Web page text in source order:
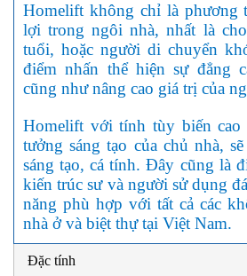
Homelift không chỉ là phương
lợi trong ngôi nhà, nhất là
tuổi, hoặc người di chuyển
điểm nhấn thể hiện sự đẳng
cũng như nâng cao giá trị của
Homelift với tính tùy biến
tưởng sáng tạo của chủ nhà,
sáng tạo, cá tính. Đây cũng là
kiến trúc sư và người sử dụng
năng phù hợp với tất cả các
nhà ở và biệt thự tại Việt Nam.
Đặc tính